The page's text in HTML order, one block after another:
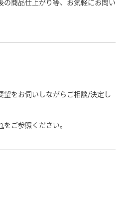
商品仕上がり等、お気軽にお問い
望をお伺いしながらご相談/決定し
をご参照ください。